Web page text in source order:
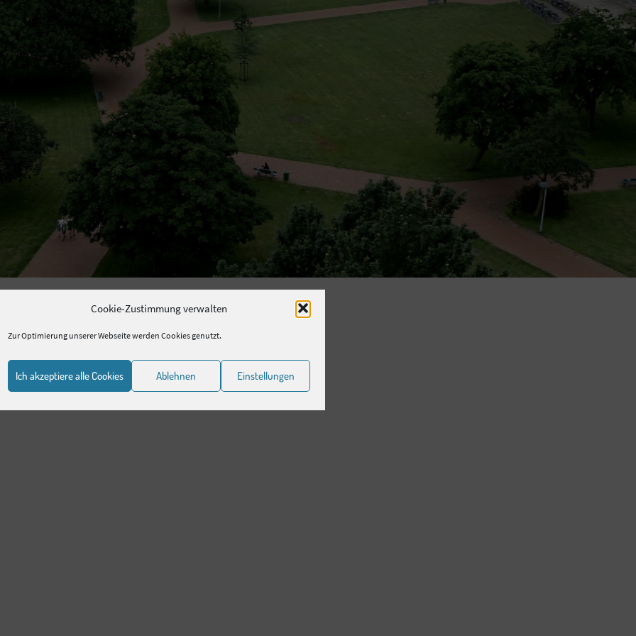
Cookie-Zustimmung verwalten
Zur Optimierung unserer Webseite werden Cookies genutzt.
Ich akzeptiere alle Cookies Ablehnen Einstellungen